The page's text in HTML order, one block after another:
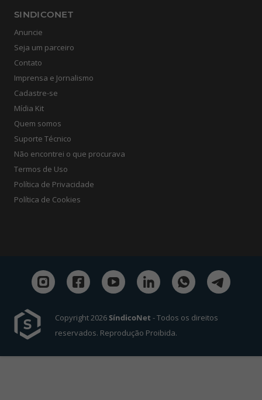
SINDICONET
Anuncie
Seja um parceiro
Contato
Imprensa e Jornalismo
Cadastre-se
Mídia Kit
Quem somos
Suporte Técnico
Não encontrei o que procurava
Termos de Uso
Política de Privacidade
Política de Cookies
Copyright 2026SíndicoNet - Todos os direitos
reservados. Reprodução Proibida.